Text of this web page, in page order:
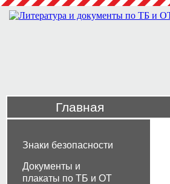
Главная
Знаки безопасности
Документы и
плакаты по ТБ и ОТ